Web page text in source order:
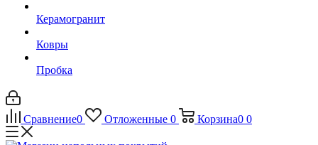
Керамогранит
Ковры
Пробка
Сравнение0 Отложенные 0 Корзина0 0